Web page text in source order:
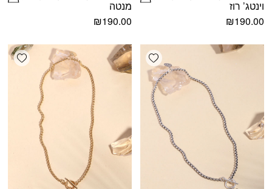
וינטג’ רוז
₪190.00
מנטה
₪190.00
Add wishlist